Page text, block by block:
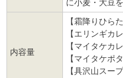
に小麦・大豆を
内容量
【霜降りひら
【エリンギカ
【マイタケカ
【マイタケポ
【具沢山スー